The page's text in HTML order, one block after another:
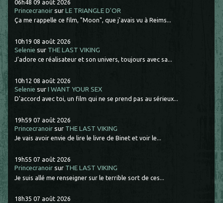
06h48 09 août 2026
Princecranoir surLE TRIANGLE D'OR
Ça me rappelle ce film, "Moon", que j'avais vu à Reims...
10h19 08 août 2026
Selenie sur THE LAST VIKING
J'adore ce réalisateur et son univers, toujours avec sa...
10h12 08 août 2026
Selenie surI WANT YOUR SEX
D'accord avec toi, un film qui ne se prend pas au sérieux...
19h59 07 août 2026
Princecranoir sur THE LAST VIKING
Je vais avoir envie de lire le livre de Binet et voir le...
19h55 07 août 2026
Princecranoir sur THE LAST VIKING
Je suis allé me renseigner sur le terrible sort de ces...
18h35 07 août 2026